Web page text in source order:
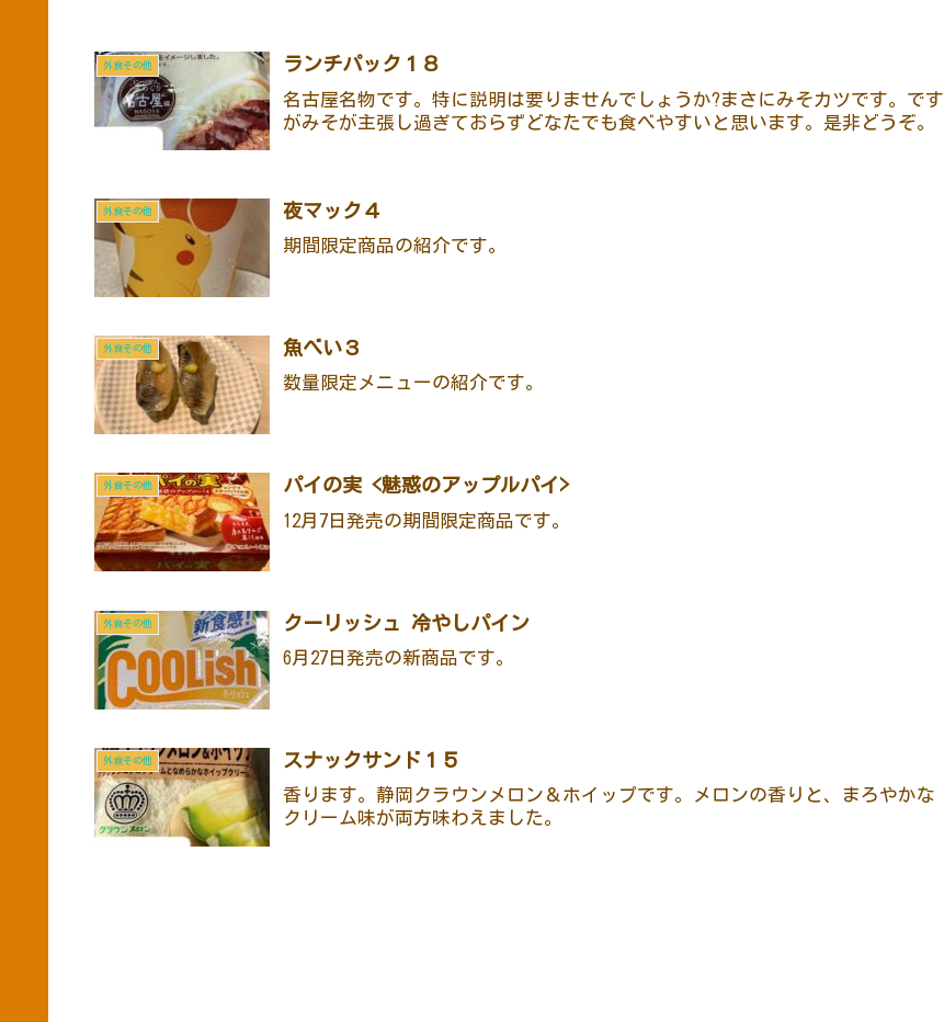
外食その他 ランチパック１８
名古屋名物です。特に説明は要りませんでしょうか?まさにみそカツです。です
がみそが主張し過ぎておらずどなたでも食べやすいと思います。是非どうぞ。
外食その他 夜マック４
期間限定商品の紹介です。
外食その他 魚べい３
数量限定メニューの紹介です。
外食その他 パイの実 <魅惑のアップルパイ>
12月7日発売の期間限定商品です。
外食その他 クーリッシュ 冷やしパイン
6月27日発売の新商品です。
外食その他 スナックサンド１５
香ります。静岡クラウンメロン＆ホイップです。メロンの香りと、まろやかな
クリーム味が両方味わえました。